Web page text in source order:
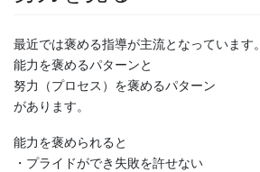
最近では褒める指導が主流となっています。
能力を褒めるパターンと
努力（プロセス）を褒めるパターン
があります。
能力を褒められると
・プライドができ失敗を許せない